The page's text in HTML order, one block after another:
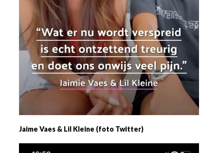
Jaime Vaes & Lil Kleine (foto Twitter)